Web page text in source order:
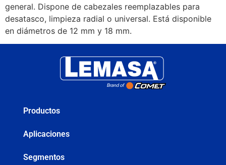
general. Dispone de cabezales reemplazables para
desatasco, limpieza radial o universal. Está disponible
en diámetros de 12 mm y 18 mm.
Productos
Aplicaciones
Segmentos